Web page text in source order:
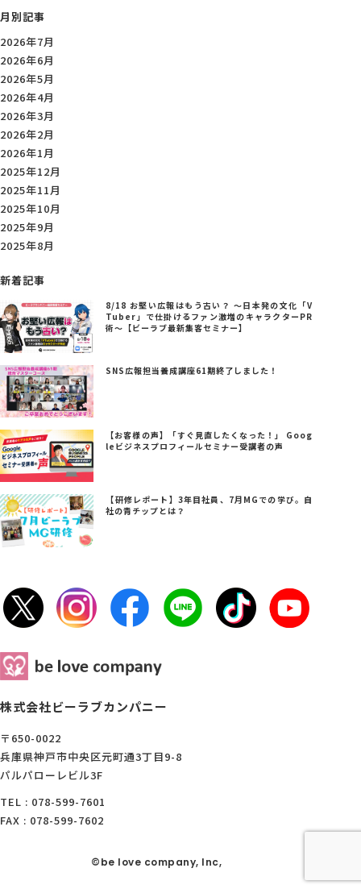
月別記事
2026年7月
2026年6月
2026年5月
2026年4月
2026年3月
2026年2月
2026年1月
2025年12月
2025年11月
2025年10月
2025年9月
2025年8月
新着記事
8/18 お堅い広報はもう古い？ ～日本発の文化「V
Tuber」で仕掛けるファン激増のキャラクターPR
術～【ビーラブ最新集客セミナー】
SNS広報担当養成講座61期終了しました！
【お客様の声】「すぐ見直したくなった！」 Goog
leビジネスプロフィールセミナー受講者の声
【研修レポート】3年目社員、7月MGでの学び。自
社の青チップとは？
株式会社ビーラブカンパニー
〒650-0022
兵庫県神戸市中央区元町通3丁目9-8
パルパローレビル3F
TEL : 078-599-7601
FAX : 078-599-7602
©be love company, Inc,